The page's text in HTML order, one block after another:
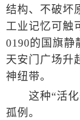
结构、不破坏
工业记忆可触
0190的国旗
天安门广场升
神纽带。
这种“活化”
孤例。